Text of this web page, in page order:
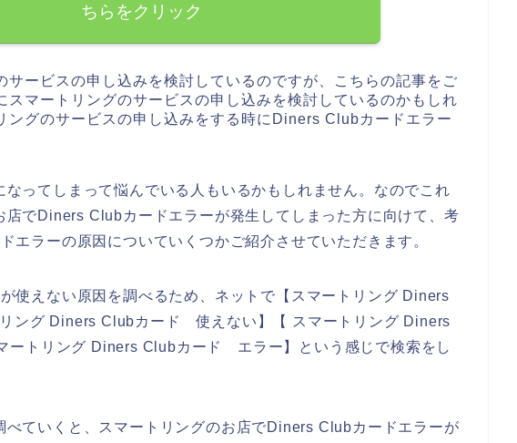
ちらをクリック
サービスの申し込みを検討しているのですが、こちらの記事をご
スマートリングのサービスの申し込みを検討しているのかもしれ
ングのサービスの申し込みをする時にDiners Clubカードエラー
なってしまって悩んでいる人もいるかもしれません。なのでこれ
店でDiners Clubカードエラーが発生してしまった方に向けて、考
エラーの原因についていくつかご紹介させていただきます。
使えない原因を調べるため、ネットで【スマートリング Diners
ング Diners Clubカード 使えない】【 スマートリング Diners
トリング Diners Clubカード エラー】という感じで検索をし
べていくと、スマートリングのお店でDiners Clubカードエラーが